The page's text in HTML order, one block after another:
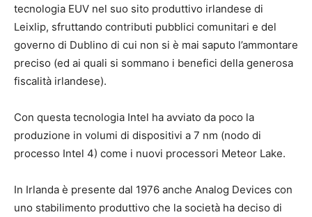
tecnologia EUV nel suo sito produttivo irlandese di
Leixlip, sfruttando contributi pubblici comunitari e del
governo di Dublino di cui non si è mai saputo l’ammontare
preciso (ed ai quali si sommano i benefici della generosa
fiscalità irlandese).
Con questa tecnologia Intel ha avviato da poco la
produzione in volumi di dispositivi a 7 nm (nodo di
processo Intel 4) come i nuovi processori Meteor Lake.
In Irlanda è presente dal 1976 anche Analog Devices con
uno stabilimento produttivo che la società ha deciso di